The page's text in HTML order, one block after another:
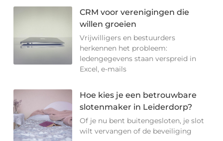
CRM voor verenigingen die
willen groeien
Vrijwilligers en bestuurders
herkennen het probleem:
ledengegevens staan verspreid in
Excel, e-mails
Hoe kies je een betrouwbare
slotenmaker in Leiderdorp?
Of je nu bent buitengesloten, je slot
wilt vervangen of de beveiliging